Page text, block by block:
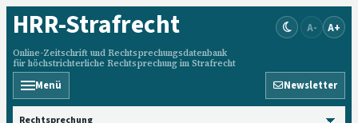
HRR-Strafrecht
Online-Zeitschrift und Rechtsprechungsdatenbank
für höchstrichterliche Rechtsprechung im Strafrecht
A- A+
Menü Newsletter
HRRS durchsuchen